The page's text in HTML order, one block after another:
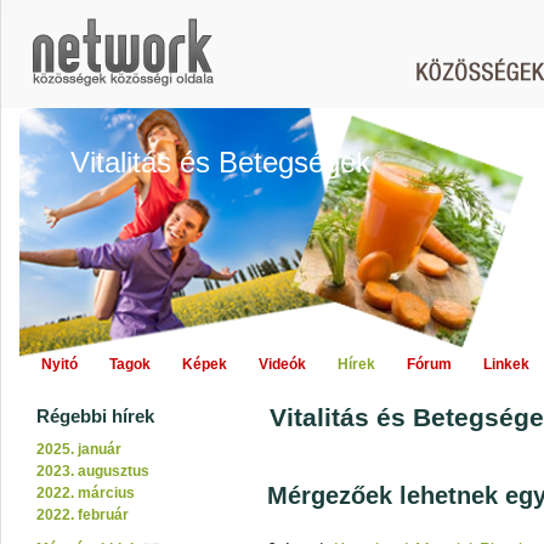
Vitalitás és Betegségek
Nyitó Tagok Képek Videók Hírek Fórum Linkek
Régebbi hírek
2025. január
2023. augusztus
2022. március
2022. február
Vitalitás és
Mérgezőek lehetnek